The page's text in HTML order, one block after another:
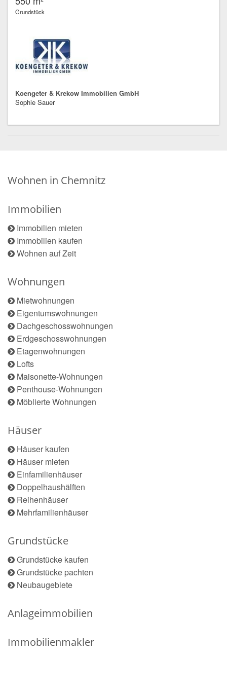
Grundstück
Koengeter & Krekow Immobilien GmbH
Sophie Sauer
Wohnen in Chemnitz
Immobilien
Immobilien mieten
Immobilien kaufen
Wohnen auf Zeit
Wohnungen
Mietwohnungen
Eigentumswohnungen
Dachgeschosswohnungen
Erdgeschosswohnungen
Etagenwohnungen
Lofts
Maisonette-Wohnungen
Penthouse-Wohnungen
Möblierte Wohnungen
Häuser
Häuser kaufen
Häuser mieten
Einfamilienhäuser
Doppelhaushälften
Reihenhäuser
Mehrfamilienhäuser
Grundstücke
Grundstücke kaufen
Grundstücke pachten
Neubaugebiete
Anlageimmobilien
Immobilienmakler